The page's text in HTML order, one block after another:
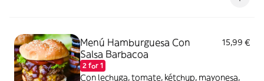
Menú Hamburguesa Con
Salsa Barbacoa
2 for 1
15,99 €
Con lechuga, tomate, kétchup, mayonesa,